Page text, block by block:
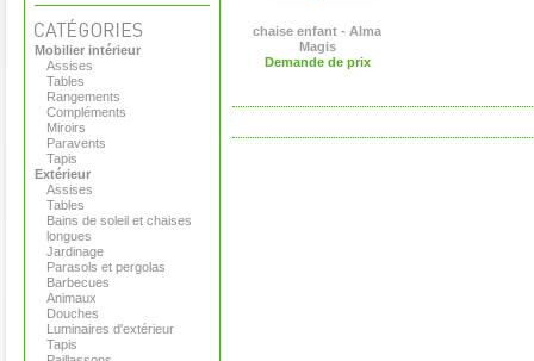
Mobilier intérieur
Assises
Tables
Rangements
Compléments
Miroirs
Paravents
Tapis
Extérieur
Assises
Tables
Bains de soleil et chaises
longues
Jardinage
Parasols et pergolas
Barbecues
Animaux
Douches
Luminaires d'extérieur
Tapis
chaise enfant - Alma
Magis
Demande de prix